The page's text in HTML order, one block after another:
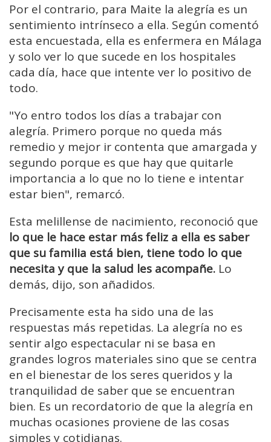
Por el contrario, para Maite la alegría es un
sentimiento intrínseco a ella. Según comentó
esta encuestada, ella es enfermera en Málaga
y solo ver lo que sucede en los hospitales
cada día, hace que intente ver lo positivo de
todo.
"Yo entro todos los días a trabajar con
alegría. Primero porque no queda más
remedio y mejor ir contenta que amargada y
segundo porque es que hay que quitarle
importancia a lo que no lo tiene e intentar
estar bien", remarcó.
Esta melillense de nacimiento, reconoció que
lo que le hace estar más feliz a ella es saber
que su familia está bien, tiene todo lo que
necesita y que la salud les acompañe. Lo
demás, dijo, son añadidos.
Precisamente esta ha sido una de las
respuestas más repetidas. La alegría no es
sentir algo espectacular ni se basa en
grandes logros materiales sino que se centra
en el bienestar de los seres queridos y la
tranquilidad de saber que se encuentran
bien. Es un recordatorio de que la alegría en
muchas ocasiones proviene de las cosas
simples y cotidianas.